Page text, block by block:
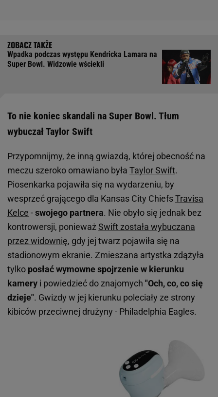
Wpadka podczas występu Kendricka Lamara na
Super Bowl. Widzowie wściekli
To nie koniec skandali na Super Bowl. Tłum
wybuczał Taylor Swift
Przypomnijmy, że inną gwiazdą, której obecność na
meczu szeroko omawiano była Taylor Swift.
Piosenkarka pojawiła się na wydarzeniu, by
wesprzeć grającego dla Kansas City ChiefsTravisa
Kelce -swojego partnera. Nie obyło się jednak bez
kontrowersji, ponieważSwift została wybuczana
przez widownię, gdy jej twarz pojawiła się na
stadionowym ekranie. Zmieszana artystka zdążyła
tylko posłać wymowne spojrzenie w kierunku
kamery i powiedzieć do znajomych "Och, co, co się
dzieje". Gwizdy w jej kierunku poleciały ze strony
kibiców przeciwnej drużyny - Philadelphia Eagles.